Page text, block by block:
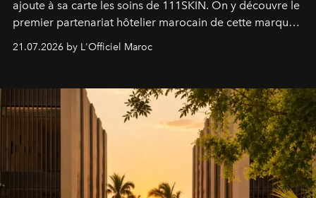
ajoute à sa carte les soins de 111SKIN. On y découvre le
premier partenariat hôtelier marocain de cette marque
britannique, née dans un cabinet de chirurgie plastique
londonien et construite depuis autour d'un actif breveté,
21.07.2026 by L'Officiel Maroc